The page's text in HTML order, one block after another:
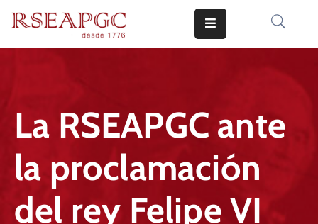
COMUNICADOS
CONOCERNOS
EDICIONES
La RSEAPGC ante
la proclamación
del rey Felipe VI